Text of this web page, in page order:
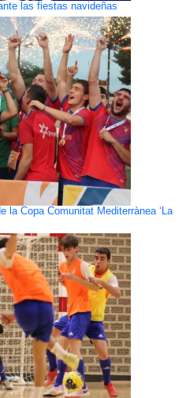
las fiestas navideñas
la Copa Comunitat Mediterrànea ‘La